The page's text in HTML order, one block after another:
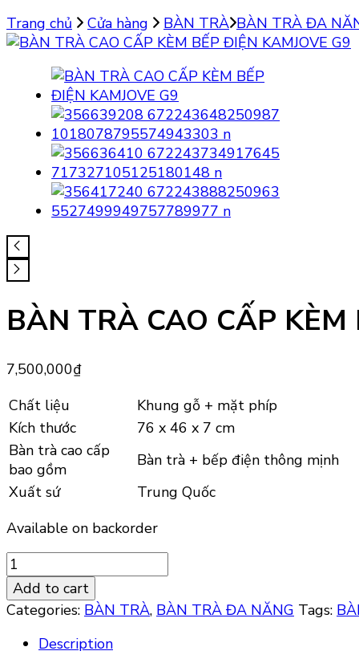
Trang chủ
Cửa hàng BÀN TRÀ BÀN TRÀ ĐA
BÀN TRÀ CAO CẤP
7,500,000₫
Chất liệu
Khung gỗ + mặt phíp
Kích thước
76 x 46 x 7 cm
Bàn trà cao cấp
bao gồm
Bàn trà + bếp điện thông mịnh
Xuất sứ
Trung Quốc
Available on backorder
BÀN
TRÀ
CAO
CẤP
KÈM
Add to cart
Categories: BÀN TRÀ, BÀN TRÀ ĐA NĂNG Tags:
Description